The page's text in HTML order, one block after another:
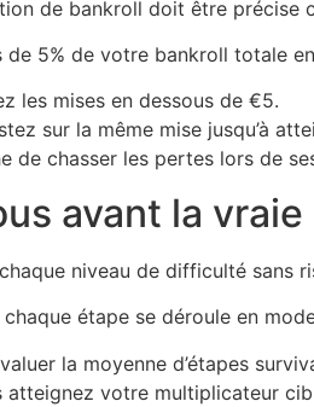
de bankroll doit être précise
5% de votre bankroll totale
les mises en dessous de €5.
sur la même mise jusqu’à
de chasser les pertes lors de
avant la vraie
niveau de difficulté sans
étape se déroule en
la moyenne d’étapes
atteignez votre multiplicateur